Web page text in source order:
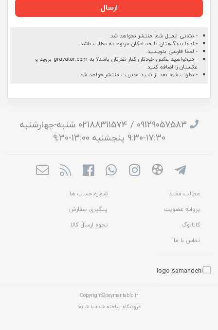
ارسال
- نشانی ایمیل شما منتشر نخواهد شد.
- لطفا دیدگاهتان تا حد امکان مربوط به مطلب باشد.
- لطفا فارسی بنویسید.
- میخواهید عکس خودتان کنار نظرتان باشد؟ به gravatar.com بروید و
عکستان را اضافه کنید.
- نظرات شما بعد از تایید مدیریت منتشر خواهد شد
09129057583 / 02188311574 شنبه-چهارشنبه
17:30-9:30 پنجشنبه 13:00-9:30
مطالب مفید
شماره حساب ها
پروانه عضویت
پیگیری سفارش
کاتالوگ
نحوه ارسال کالا
تماس با ما
Copyright©peymantablo.ir
فروشگاه ساخته شده با شاپفا